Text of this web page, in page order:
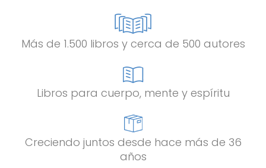
Más de 1.500 libros y cerca de 500 autores
Libros para cuerpo, mente y espíritu
Creciendo juntos desde hace más de 36
años